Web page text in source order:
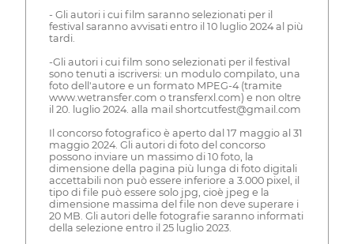
- Gli autori i cui film saranno selezionati per il
festival saranno avvisati entro il 10 luglio 2024 al più
tardi.
-Gli autori i cui film sono selezionati per il festival
sono tenuti a iscriversi: un modulo compilato, una
foto dell'autore e un formato MPEG-4 (tramite
www.wetransfer.com o transferxl.com) e non oltre
il 20. luglio 2024. alla mail shortcutfest@gmail.com
Il concorso fotografico è aperto dal 17 maggio al 31
maggio 2024. Gli autori di foto del concorso
possono inviare un massimo di 10 foto, la
dimensione della pagina più lunga di foto digitali
accettabili non può essere inferiore a 3.000 pixel, il
tipo di file può essere solo jpg, cioè jpeg e la
dimensione massima del file non deve superare i
20 MB. Gli autori delle fotografie saranno informati
della selezione entro il 25 luglio 2023.